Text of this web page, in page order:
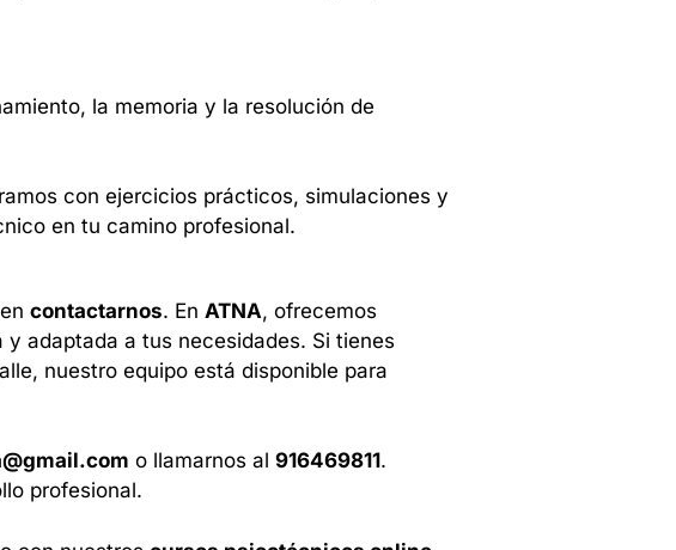
la memoria y la resolución de
con ejercicios prácticos, simulaciones y
en tu camino profesional.
contactarnos. En ATNA, ofrecemos
y adaptada a tus necesidades. Si tienes
nuestro equipo está disponible para
o llamarnos al 916469811.
profesional.